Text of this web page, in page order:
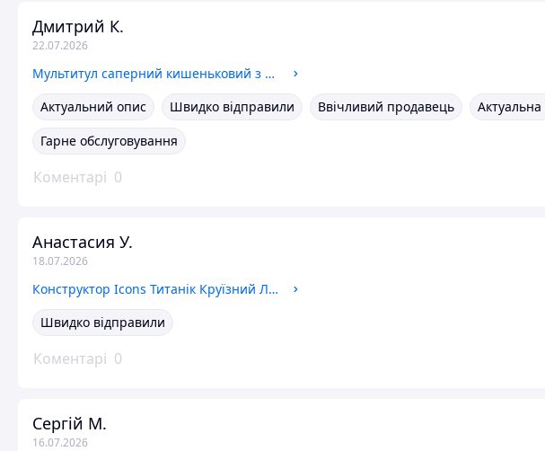
Дмитрий К.
22.07.2026
Мультитул саперний кишеньковий з обтиском Foxter 20 в 1 багатофункціональний інструмент сталь
Актуальний опис
Швидко відправили Ввічливий продавець Актуальна
Гарне обслуговування
Коментарі 0
Анастасия У.
18.07.2026
Конструктор Icons Титанік Круїзний Лайнер 10294 Titanic корабель величезна модель
Швидко відправили
Коментарі 0
Сергій М.
16.07.2026